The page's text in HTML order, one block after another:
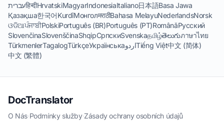
עבריתहिन्दीHrvatskiMagyarIndonesiaItaliano日本語Basa Jawa
Қазақша한국어KurdîМонголमराठीBahasa MelayuNederlandsNorsk
ଓଡିଆਪੰਜਾਬੀPolskiPortuguês (BR)Português (PT)RomânăРусский
SlovenčinaSlovenščinaShqipСрпскиSvenskaதமிழ்తెలుగుภาษาไทย
TürkmenlerTagalogTürkçeУкраїнськаاردوTiếng Việt中文 (简体)
中文 (繁體)
DocTranslator
O Nás·Podmínky služby·Zásady ochrany osobních údajů